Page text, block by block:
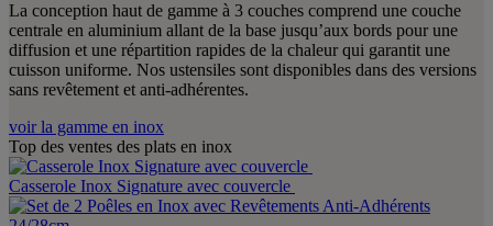
La conception haut de gamme à 3 couches comprend une couche
centrale en aluminium allant de la base jusqu’aux bords pour une
diffusion et une répartition rapides de la chaleur qui garantit une
cuisson uniforme. Nos ustensiles sont disponibles dans des versions
sans revêtement et anti-adhérentes.
voir la gamme en inox
Top des ventes des plats en inox
Casserole Inox Signature avec couvercle